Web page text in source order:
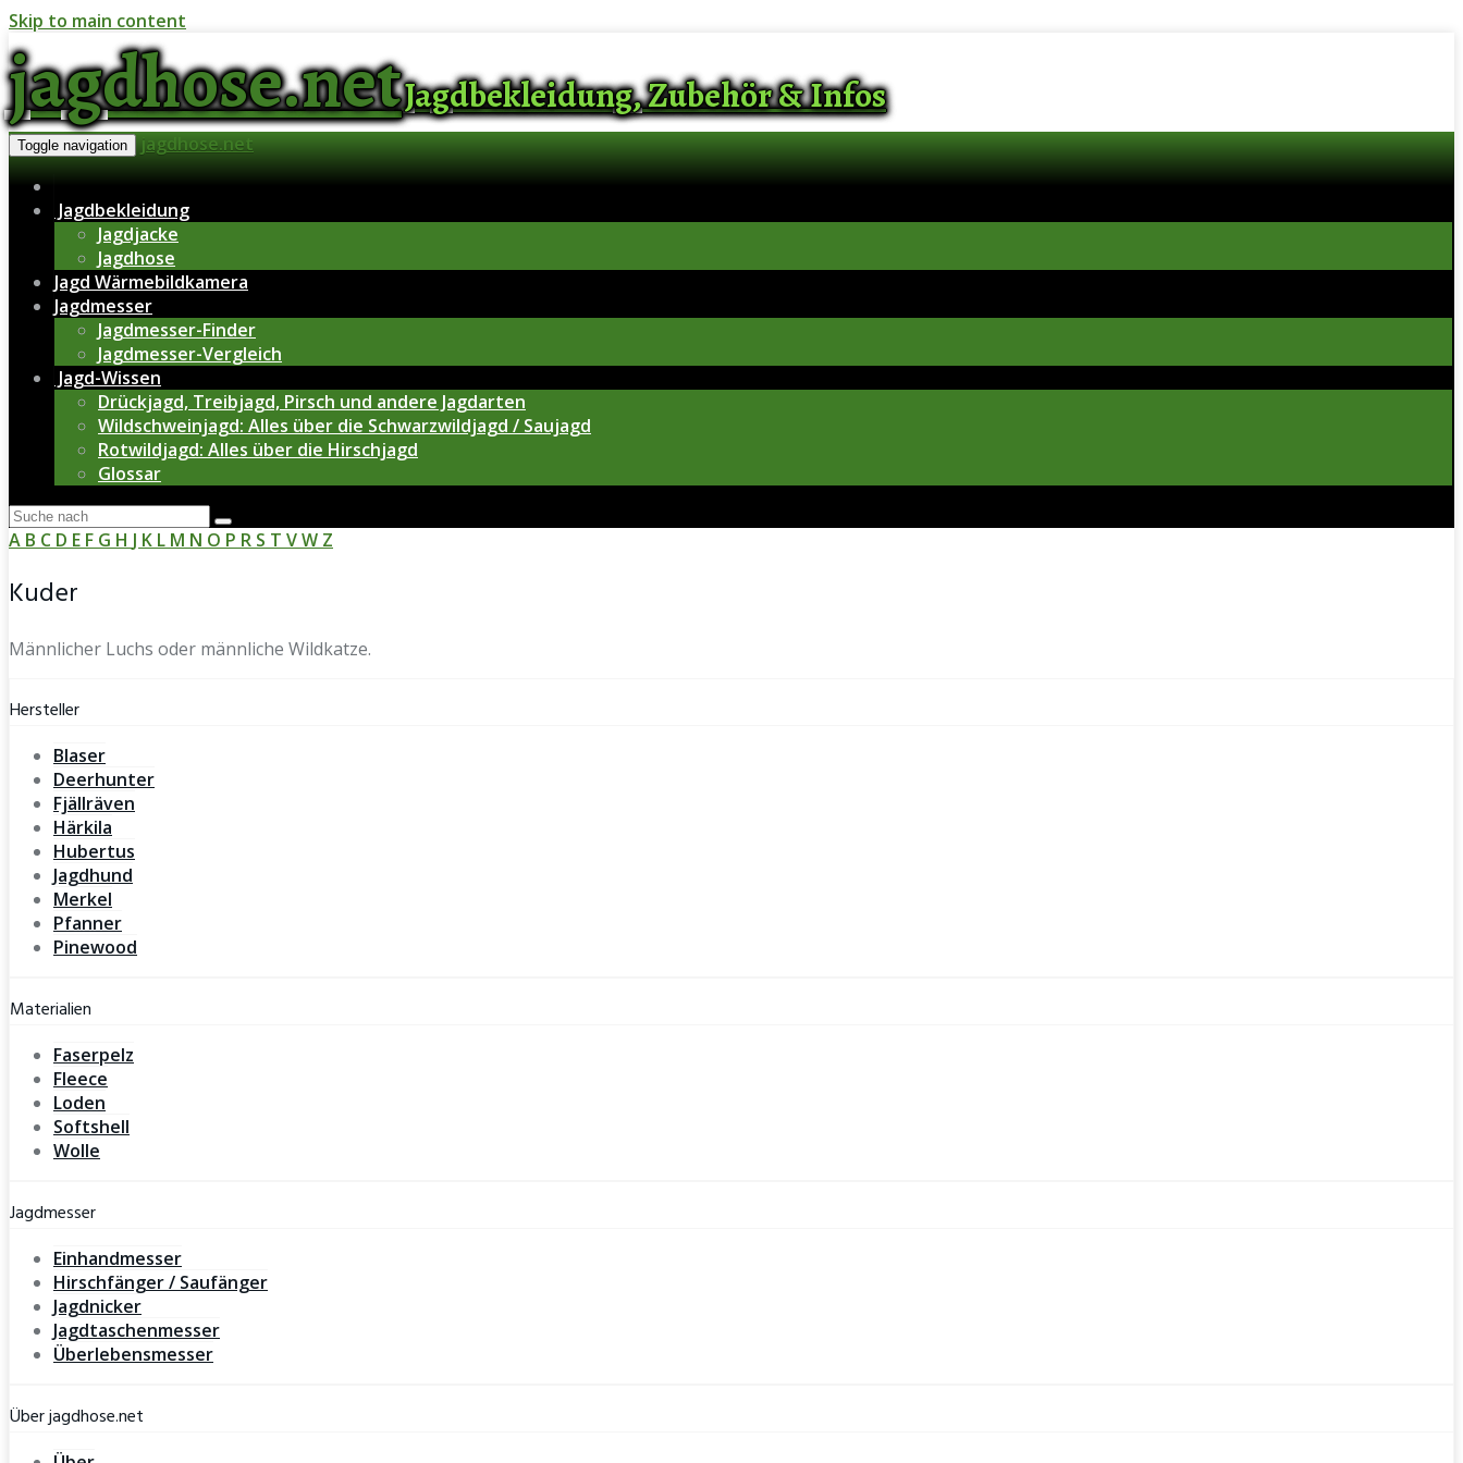
Skip to main content
jagdhose.netJagdbekleidung, Zubehör & Infos
Toggle navigation jagdhose.net
Jagdbekleidung
Jagdjacke
Jagdhose
Jagd Wärmebildkamera
Jagdmesser
Jagdmesser-Finder
Jagdmesser-Vergleich
Jagd-Wissen
Drückjagd, Treibjagd, Pirsch und andere Jagdarten
Wildschweinjagd: Alles über die Schwarzwildjagd / Saujagd
Rotwildjagd: Alles über die Hirschjagd
Glossar
A B C D E F G H J K L M N O P R S T VW Z
Kuder
Männlicher Luchs oder männliche Wildkatze.
Hersteller
Blaser
Deerhunter
Fjällräven
Härkila
Hubertus
Jagdhund
Merkel
Pfanner
Pinewood
Materialien
Faserpelz
Fleece
Loden
Softshell
Wolle
Jagdmesser
Einhandmesser
Hirschfänger / Saufänger
Jagdnicker
Jagdtaschenmesser
Überlebensmesser
Über jagdhose.net